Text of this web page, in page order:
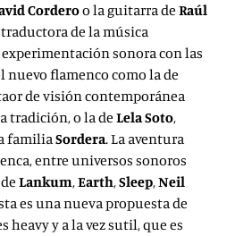
Corderoo la guitarra de Raúl
de la música
sonora con las
nuevo flamenco como la de
de visión contemporánea
tradición, o la de Lela Soto,
familiaSordera. La aventura
entre universos sonoros
Lankum,Earth,Sleep,Neil
es una nueva propuesta de
heavy y a la vez sutil, que es